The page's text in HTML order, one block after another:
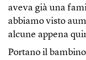
aveva già una
abbiamo visto
alcune appena
Portano il